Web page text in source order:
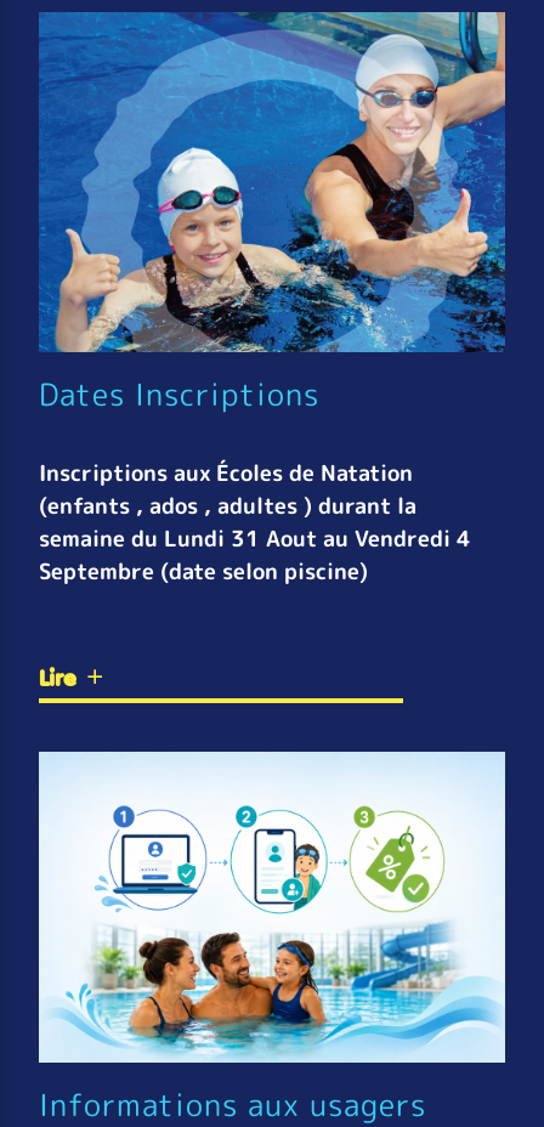
Dates Inscriptions
Inscriptions aux Écoles de Natation
(enfants , ados , adultes ) durant la
semaine du Lundi 31 Aout au Vendredi 4
Septembre (date selon piscine)
Lire
Informations aux usagers